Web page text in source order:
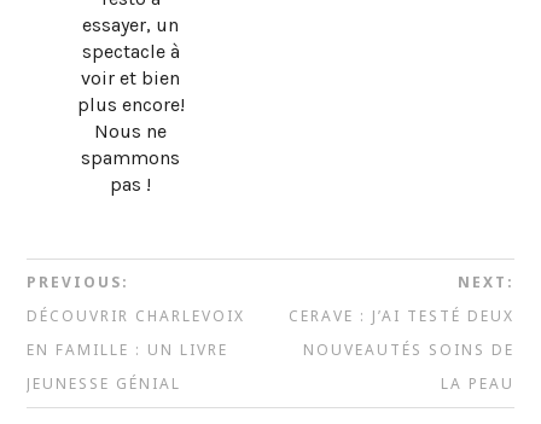
essayer, un
spectacle à
voir et bien
plus encore!
Nous ne
spammons
pas !
PREVIOUS:
DÉCOUVRIR CHARLEVOIX
EN FAMILLE : UN LIVRE
JEUNESSE GÉNIAL
NEXT:
CERAVE : J’AI TESTÉ DEUX
NOUVEAUTÉS SOINS DE
LA PEAU